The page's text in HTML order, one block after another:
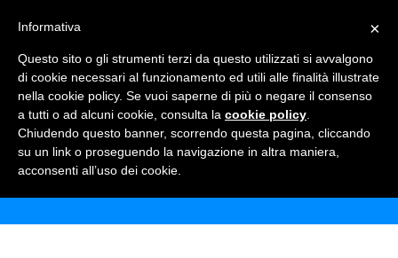
HENNIEZ BLU 33 CL PET - 24 PZ
Home Prodotto Formato
×
Informativa
Questo sito o gli strumenti terzi da questo utilizzati si avvalgono
di cookie necessari al funzionamento ed utili alle finalità illustrate
nella cookie policy. Se vuoi saperne di più o negare il consenso
a tutti o ad alcuni cookie, consulta la cookie policy
Chiudendo questo banner, scorrendo questa pagina, cliccando
su un link o proseguendo la navigazione in altra maniera,
acconsenti all’uso dei cookie.